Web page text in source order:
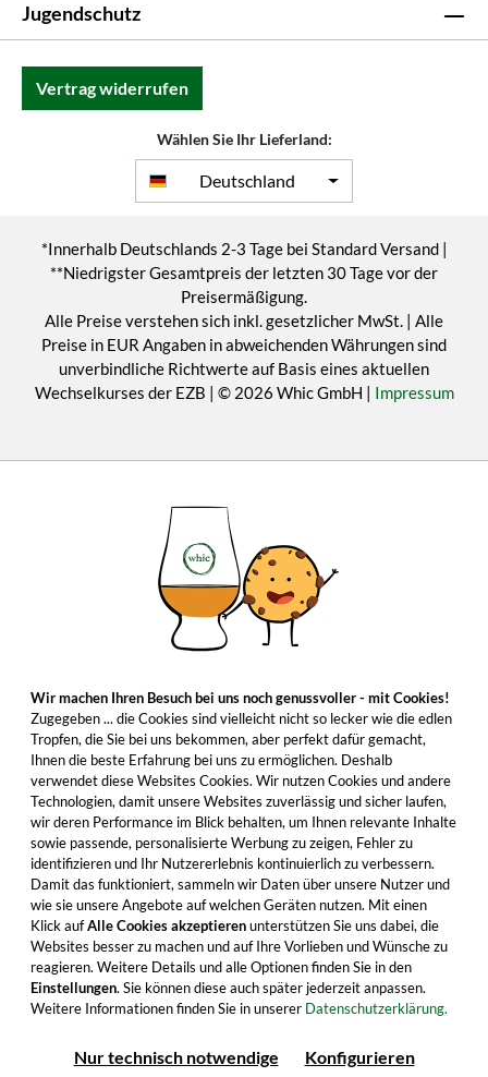
Jugendschutz
Vertrag widerrufen
Wählen Sie Ihr Lieferland:
Deutschland
*Innerhalb Deutschlands 2-3 Tage bei Standard Versand |
**Niedrigster Gesamtpreis der letzten 30 Tage vor der
Preisermäßigung.
Alle Preise verstehen sich inkl. gesetzlicher MwSt. | Alle
Preise in EUR Angaben in abweichenden Währungen sind
unverbindliche Richtwerte auf Basis eines aktuellen
Wechselkurses der EZB | © 2026 Whic GmbH | Impressum
Wir machen Ihren Besuch bei uns noch genussvoller - mit Cookies!
Zugegeben ... die Cookies sind vielleicht nicht so lecker wie die edlen
Tropfen, die Sie bei uns bekommen, aber perfekt dafür gemacht,
Ihnen die beste Erfahrung bei uns zu ermöglichen. Deshalb
verwendet diese Websites Cookies. Wir nutzen Cookies und andere
Technologien, damit unsere Websites zuverlässig und sicher laufen,
wir deren Performance im Blick behalten, um Ihnen relevante Inhalte
sowie passende, personalisierte Werbung zu zeigen, Fehler zu
identifizieren und Ihr Nutzererlebnis kontinuierlich zu verbessern.
Damit das funktioniert, sammeln wir Daten über unsere Nutzer und
wie sie unsere Angebote auf welchen Geräten nutzen. Mit einen
Klick aufAlle Cookies akzeptierenunterstützen Sie uns dabei, die
Websites besser zu machen und auf Ihre Vorlieben und Wünsche zu
reagieren. Weitere Details und alle Optionen finden Sie in den
Einstellungen. Sie können diese auch später jederzeit anpassen.
Weitere Informationen finden Sie in unserer Datenschutzerklärung.
Nur technisch notwendige Konfigurieren